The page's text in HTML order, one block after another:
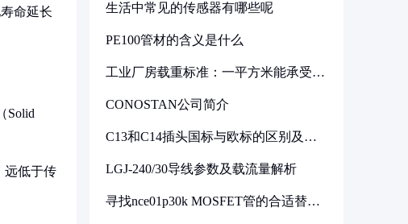
命延长
Solid
远低于传
生活中常见的传感器有哪些呢
PE100管材的含义是什么
工业厂房载重标准：一平方米能承受多
CONOSTAN公司简介
C13和C14插头国标与欧标的区别及其
LGJ-240/30导线参数及载流量解析
寻找nce01p30k MOSFET管的合适替代